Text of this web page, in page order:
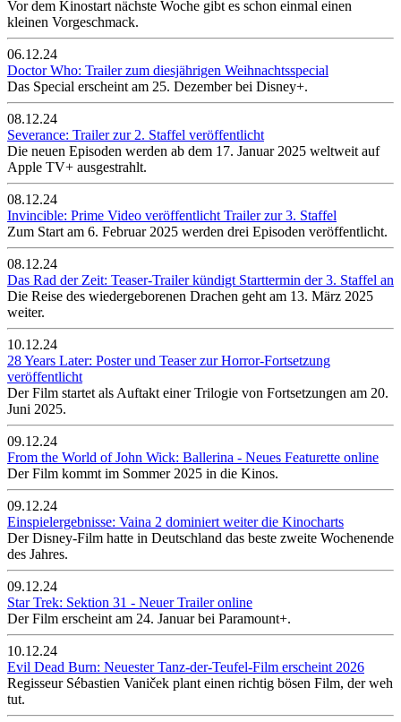
Vor dem Kinostart nächste Woche gibt es schon einmal einen
kleinen Vorgeschmack.
06.12.24
Doctor Who: Trailer zum diesjährigen Weihnachtsspecial
Das Special erscheint am 25. Dezember bei Disney+.
08.12.24
Severance: Trailer zur 2. Staffel veröffentlicht
Die neuen Episoden werden ab dem 17. Januar 2025 weltweit auf
Apple TV+ ausgestrahlt.
08.12.24
Invincible: Prime Video veröffentlicht Trailer zur 3. Staffel
Zum Start am 6. Februar 2025 werden drei Episoden veröffentlicht.
08.12.24
Das Rad der Zeit: Teaser-Trailer kündigt Starttermin der 3. Staffel an
Die Reise des wiedergeborenen Drachen geht am 13. März 2025
weiter.
10.12.24
28 Years Later: Poster und Teaser zur Horror-Fortsetzung
veröffentlicht
Der Film startet als Auftakt einer Trilogie von Fortsetzungen am 20.
Juni 2025.
09.12.24
From the World of John Wick: Ballerina - Neues Featurette online
Der Film kommt im Sommer 2025 in die Kinos.
09.12.24
Einspielergebnisse: Vaina 2 dominiert weiter die Kinocharts
Der Disney-Film hatte in Deutschland das beste zweite Wochenende
des Jahres.
09.12.24
Star Trek: Sektion 31 - Neuer Trailer online
Der Film erscheint am 24. Januar bei Paramount+.
10.12.24
Evil Dead Burn: Neuester Tanz-der-Teufel-Film erscheint 2026
Regisseur Sébastien Vaniček plant einen richtig bösen Film, der weh
tut.